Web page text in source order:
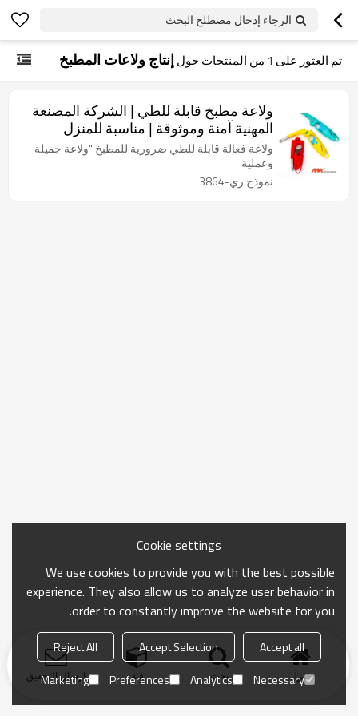
الرجاء إدخال مصطلح البحث
تم العثور على 1 من المنتجات حولإنتاج ولاعات المطبخ
ولاعة مطبخ قابلة للطي | الشركة المصنعة
المهنية آمنة وموثوقة | مناسبة للمنزل
والتخييم
ولاعة فعالة قابلة للطي ضرورية للمطبخ "ولاعة جميلة
وعملية
نموذج:زي-3864
منزل بحث فئة ارسال التحقيق
Cookie settings
We use cookies to provide you with the best possible
experience. They also allow us to analyze user behavior in
order to constantly improve the website for you.
Accept all
Accept Selection
Reject All
Necessary
Analytics
Preferences
Marketing